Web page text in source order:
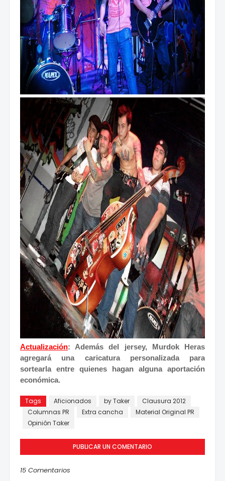
Actualización: Además del jersey, Murdok Heras
agregará una caricatura personalizada para
sortearla entre quienes hagan alguna aportación
económica.
Tags Aficionados by Taker
Clausura 2012
Columnas PR
Extra cancha
Material Original PR
Opinión Taker
PUBLICAR UN COMENTARIO
15 Comentarios